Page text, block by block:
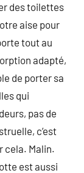
des toilettes
aise pour
tout au
adapté,
de porter sa
qui
pas de
c’est
cela. Malin.
est aussi